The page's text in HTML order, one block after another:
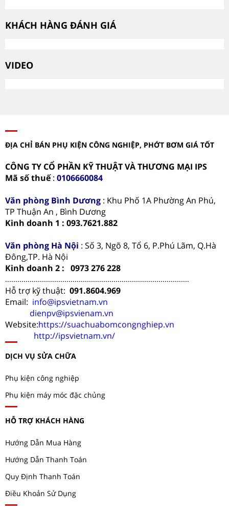
KHÁCH HÀNG ĐÁNH GIÁ
VIDEO
ĐỊA CHỈ BÁN PHỤ KIỆN CÔNG NGHIỆP, PHỚT BƠM GIÁ TỐT
CÔNG TY CỔ PHẦN KỸ THUẬT VÀ THƯƠNG MẠI IPS
Mã số thuế: 0106660084
Văn phòng Bình Dương : Khu Phố 1A Phường An Phú,
TP Thuận An , Bình Dương
Kinh doanh 1 : 093.7621.882
Văn phòng Hà Nội : Số 3, Ngõ 8, Tổ 6, P.Phú Lãm, Q.Hà
Đông,TP. Hà Nội
Kinh doanh 2 : 0973 276 228
..........................................................................................
Hỗ trợ kỹ thuật: 091.8604.969
Email: info@ipsvietnam.vn
dienpv@ipsvienam.vn
Website:https://suachuabomcongnghiep.vn
http://ipsvietnam.vn/
DỊCH VỤ SỬA CHỮA
Phụ kiện công nghiệp
Phụ kiện máy móc đặc chủng
HỖ TRỢ KHÁCH HÀNG
Hướng Dẫn Mua Hàng
Hướng Dẫn Thanh Toán
Quy Định Thanh Toán
Điều Khoản Sử Dụng